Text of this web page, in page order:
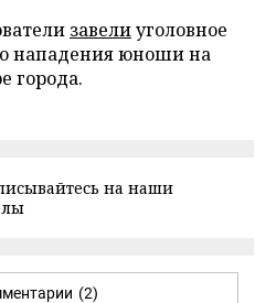
завелиуголовное
нападения юноши на
города.
на наши
(2)